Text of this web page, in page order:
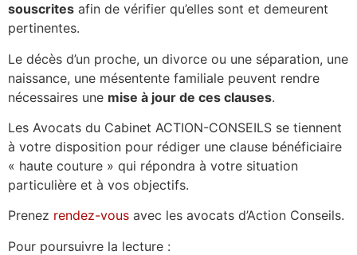
souscrites afin de vérifier qu’elles sont et demeurent
pertinentes.
Le décès d’un proche, un divorce ou une séparation, une
naissance, une mésentente familiale peuvent rendre
nécessaires une mise à jour de ces clauses.
Les Avocats du Cabinet ACTION-CONSEILS se tiennent
à votre disposition pour rédiger une clause bénéficiaire
« haute couture » qui répondra à votre situation
particulière et à vos objectifs.
Prenez rendez-vous avec les avocats d’Action Conseils.
Pour poursuivre la lecture :